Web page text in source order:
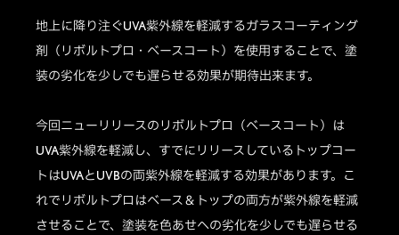
地上に降り注ぐUVA紫外線を軽減するガラスコーティング
剤（リボルトプロ・ベースコート）を使用することで、塗
装の劣化を少しでも遅らせる効果が期待出来ます。
今回ニューリリースのリボルトプロ（ベースコート）は
UVA紫外線を軽減し、すでにリリースしているトップコー
トはUVAとUVBの両紫外線を軽減する効果があります。こ
れでリボルトプロはベース＆トップの両方が紫外線を軽減
させることで、塗装を色あせへの劣化を少しでも遅らせる